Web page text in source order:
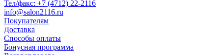
Тел/факс: +7 (4712) 22-2116
info@salon2116.ru
Покупателям
Доставка
Способы оплаты
Бонусная программа